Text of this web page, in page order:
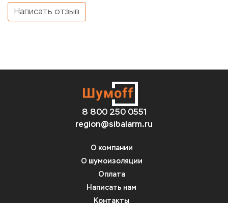
Написать отзыв
8 800 250 0551
region@sibalarm.ru
О компании
О шумоизоляции
Оплата
Написать нам
Контакты